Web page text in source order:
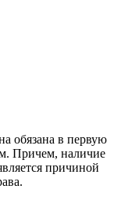
обязана в первую
Причем, наличие
причиной